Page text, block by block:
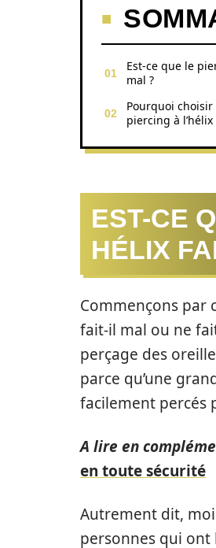
Est-ce que le
mal ?
Pourquoi
piercing à l’hélix
EST-CE
HÉLIX
Commençons par
fait-il mal ou ne
perçage des
parce qu’une
facilement percés
A lire en
en toute sécurité
Autrement dit,
personnes qui ont